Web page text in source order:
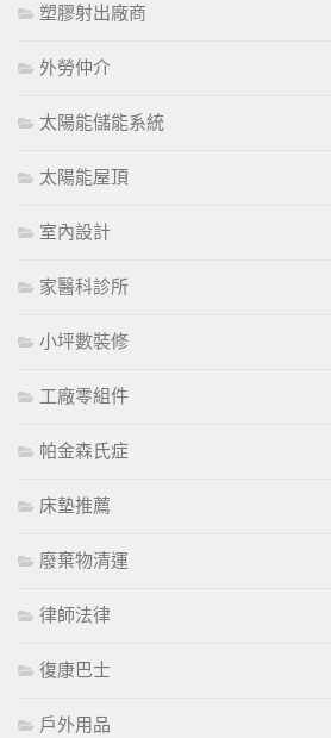
塑膠射出廠商
外勞仲介
太陽能儲能系統
太陽能屋頂
室內設計
家醫科診所
小坪數裝修
工廠零組件
帕金森氏症
床墊推薦
廢棄物清運
律師法律
復康巴士
戶外用品